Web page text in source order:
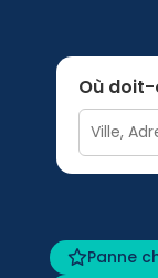
Où
Panne